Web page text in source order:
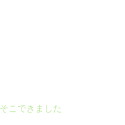
ったダンパー多め
こできました